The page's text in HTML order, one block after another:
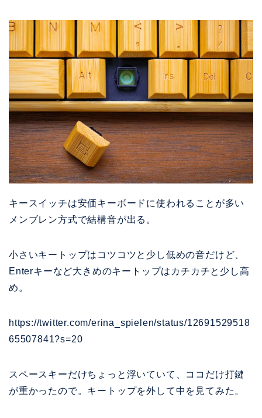
キースイッチは安価キーボードに使われることが多い
メンブレン方式で結構音が出る。
小さいキートップはコツコツと少し低めの音だけど、
Enterキーなど大きめのキートップはカチカチと少し高
め。
https://twitter.com/erina_spielen/status/12691529518
65507841?s=20
スペースキーだけちょっと浮いていて、ココだけ打鍵
が重かったので。キートップを外して中を見てみた。